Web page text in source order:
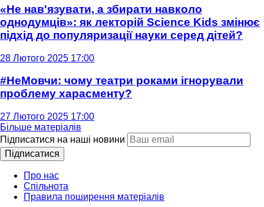
«Не нав'язувати, а збирати навколо
однодумців»: як лекторій Science Kids змінює
підхід до популяризації науки серед дітей?
28 Лютого 2025 17:00
#НеМовчи: чому театри роками ігнорували
проблему харасменту?
27 Лютого 2025 17:00
Більше матеріалів
Підписатися на наші новини
Підписатися
Про нас
Спільнота
Правила поширення матеріалів